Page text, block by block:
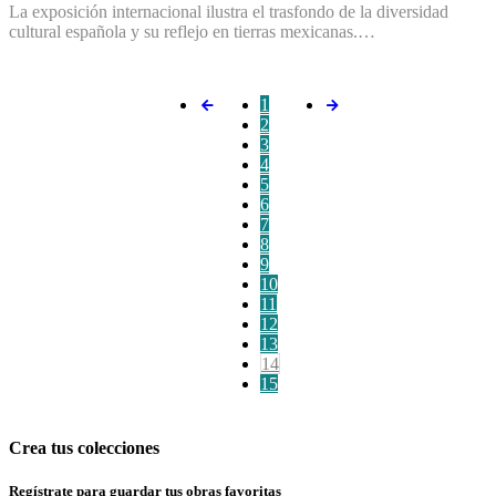
La exposición internacional ilustra el trasfondo de la diversidad
cultural española y su reflejo en tierras mexicanas.…
1
2
3
4
5
6
7
8
9
10
11
12
13
14
15
Crea tus colecciones
Regístrate para guardar tus obras favoritas